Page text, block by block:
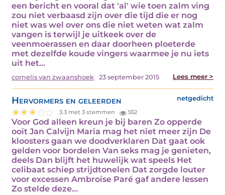
een bericht en vooral dat 'al' wie toen zalm ving
zou niet verbaasd zijn over die tijd die er nog
niet was wel over ons die niet weten wat zalm
vangen is terwijl je uitkeek over de
veenmoerassen en daar doorheen ploeterde
met dezelfde koude vingers waarmee je nu iets
uit het…
cornelis van zwaanshoek 23 september 2015 Lees meer >
Hervormers en geleerden netgedicht
3.3 met 3 stemmen 552
Voor God alleen kreun je bij baren Zo opperde
ooit Jan Calvijn Maria mag het niet meer zijn De
kloosters gaan we doodverklaren Dat gaat ook
gelden voor bordelen Van seks mag je genieten,
deels Dan blijft het huwelijk wat speels Het
celibaat schiep strijdtonelen Dat zorgde louter
voor excessen Ambroise Paré gaf andere lessen
Zo stelde deze…